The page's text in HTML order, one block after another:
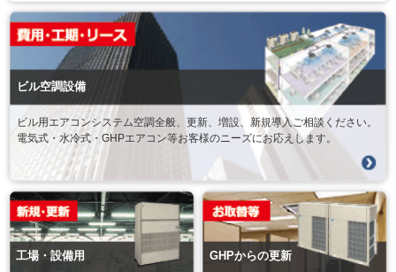
ビル空調設備
ビル用エアコンシステム空調全般、更新、増設、新規導入ご相談ください。
電気式・水冷式・GHPエアコン等お客様のニーズにお応えします。
工場・設備用 GHPからの更新